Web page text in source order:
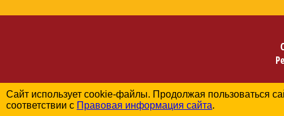
Сайт использует cookie-файлы. Продолжая пользоваться
соответствии с Правовая информация сайта.